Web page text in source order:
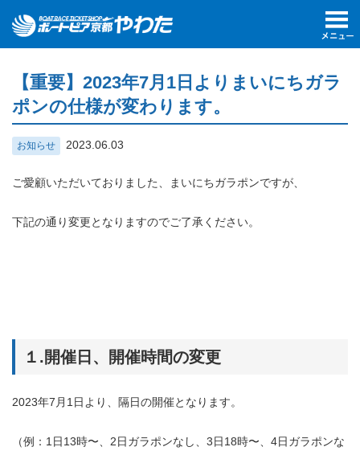
【重要】2023年7月1日よりまいにちガラ
ポンの仕様が変わります。
お知らせ 2023.06.03
ご愛顧いただいておりました、まいにちガラポンですが、
下記の通り変更となりますのでご了承ください。
１.開催日、開催時間の変更
2023年7月1日より、隔日の開催となります。
（例：1日13時〜、2日ガラポンなし、3日18時〜、4日ガラポンな